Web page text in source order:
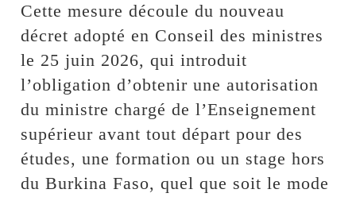
Cette mesure découle du nouveau
décret adopté en Conseil des ministres
le 25 juin 2026, qui introduit
l’obligation d’obtenir une autorisation
du ministre chargé de l’Enseignement
supérieur avant tout départ pour des
études, une formation ou un stage hors
du Burkina Faso, quel que soit le mode